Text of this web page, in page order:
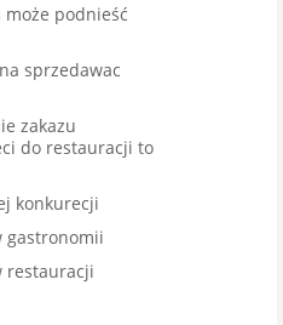
może podnieść
sprzedawac
zakazu
do restauracji to
konkurecji
gastronomii
restauracji